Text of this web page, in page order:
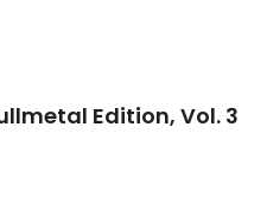
Edition, Vol. 3